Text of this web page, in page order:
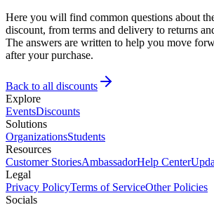
Here you will find common questions about
discount, from terms and delivery to returns
The answers are written to help you move
after your purchase.
Back to all discounts
Explore
EventsDiscounts
Solutions
OrganizationsStudents
Resources
Customer StoriesAmbassadorHelp Center
Legal
Privacy PolicyTerms of ServiceOther Policies
Socials